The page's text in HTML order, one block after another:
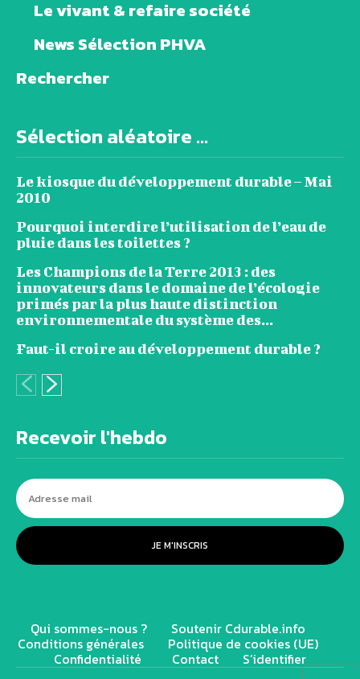
Le vivant & refaire société
News Sélection PHVA
Rechercher
Sélection aléatoire ...
Le kiosque du développement durable – Mai
2010
Pourquoi interdire l’utilisation de l’eau de
pluie dans les toilettes ?
Les Champions de la Terre 2013 : des
innovateurs dans le domaine de l’écologie
primés par la plus haute distinction
environnementale du système des...
Faut-il croire au développement durable ?
Recevoir l'hebdo
JE M'INSCRIS
Qui sommes-nous ? Soutenir Cdurable.info
Conditions générales Politique de cookies (UE)
Confidentialité Contact S’identifier